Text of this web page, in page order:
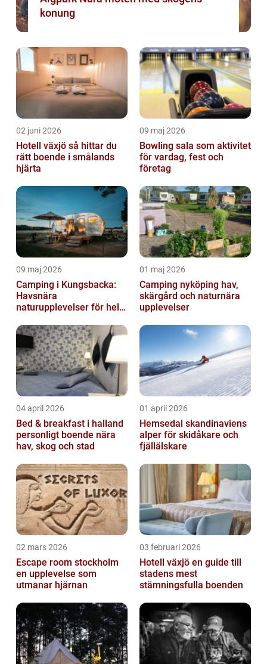
konung
02 juni 2026
Hotell växjö så hittar du
rätt boende i smålands
hjärta
09 maj 2026
Bowling sala som aktivitet
för vardag, fest och
företag
09 maj 2026
Camping i Kungsbacka:
Havsnära
naturupplevelser för hela
01 maj 2026
Camping nyköping hav,
skärgård och naturnära
upplevelser
04 april 2026
Bed & breakfast i halland
personligt boende nära
hav, skog och stad
01 april 2026
Hemsedal skandinaviens
alper för skidåkare och
fjällälskare
02 mars 2026
Escape room stockholm
en upplevelse som
utmanar hjärnan
03 februari 2026
Hotell växjö en guide till
stadens mest
stämningsfulla boenden